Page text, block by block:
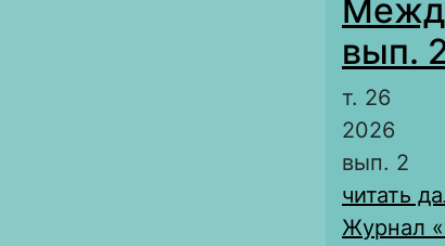
вып.
т. 26
2026
вып. 2
читать
Журнал